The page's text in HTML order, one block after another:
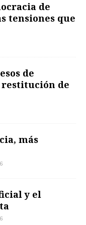
de
tensiones que
de
de
más
y el